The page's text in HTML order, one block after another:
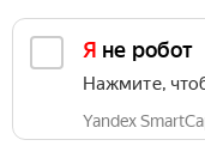
Я не робот
Нажмите,
Yandex